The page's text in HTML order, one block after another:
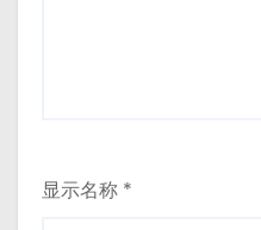
显示名称 *